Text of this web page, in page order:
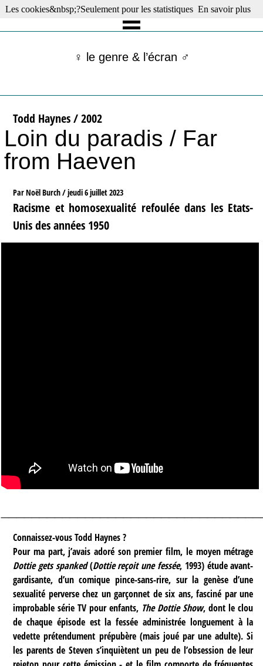
☰ Menu
Films récents
Tribunes
Bloc-notes
Archives
Actu : "La Nouvelle Vague"
♀ le genre & l’écran ♂
Todd Haynes / 2002
Loin du paradis / Far
from Haeven
Par Noël Burch /jeudi 6 juillet 2023
Racisme et homosexualité refoulée dans les Etats-
Unis des années 1950
Connaissez-vous Todd Haynes ?
Pour ma part, j’avais adoré son premier film, le moyen métrage
Dottie gets spanked(Dottie reçoit une fessée, 1993) étude avant-
gardisante, d’un comique pince-sans-rire, sur la genèse d’une
sexualité perverse chez un garçonnet de six ans, fasciné par une
improbable série TV pour enfants, The Dottie Show, dont le clou
de chaque épisode est la fessée administrée longuement à la
vedette prétendument prépubère (mais joué par une adulte). Si
les parents de Steven s’inquiètent un peu de l’obsession de leur
Les cookies&nbsp;?Seulement pour les statistiques En savoir plus